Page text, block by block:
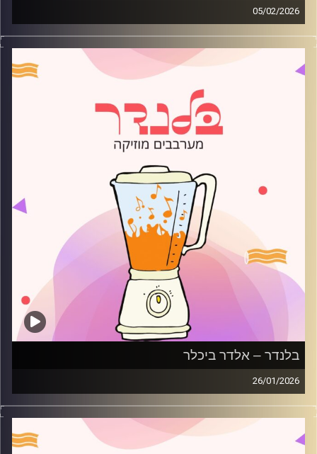
05/02/2026
מוזיקה רגועה לפתוח איתה את הבוקר בהגשת ליהי הירש
קרדיט תמונות:
AudioVersity
בלנדר – אלדר ביכלר
26/01/2026
מוזיקה רגועה לפתוח איתה את הבוקר בהגשת אלדר ביכלר
קרדיט תמונות:
AudioVersity